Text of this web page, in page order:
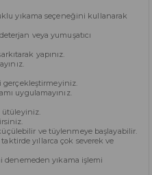
yıkama seçeneğini kullanarak
veya yumuşatıcı
yapınız.
uygulamayınız.
ütüleyiniz.
ve tüylenmeye başlayabilir.
yıllarca çok severek ve
yıkama işlemi